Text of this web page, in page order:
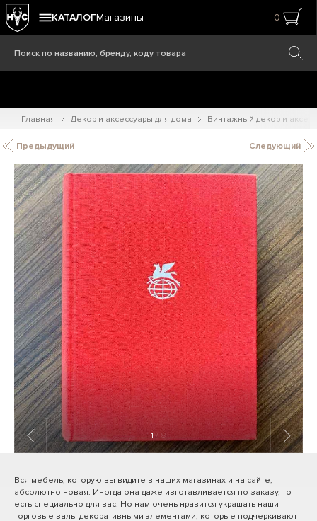
КАТАЛОГМагазины 0
Главная Декор и аксессуары для дома Винтажный декор и
Предыдущий Следующий
1 / 8
Вся мебель, которую вы видите в наших магазинах и на сайте,
абсолютно новая. Иногда она даже изготавливается по заказу, то
есть специально для вас. Но нам очень нравится украшать наши
торговые залы декоративными элементами, которые подчеркивают